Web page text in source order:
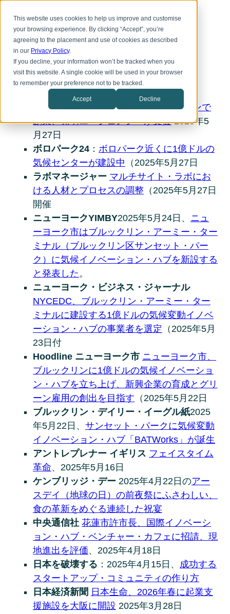
This website uses cookies to help us improve and customise
your browsing experience. By clicking “Accept”, you’re
agreeing to the placement and use of cookies as described
in our Privacy Policy.
If you decline, your information won’t be tracked when you
visit this website. A single cookie will be used in your browser
to remember your preference not to be tracked.
Accept Decline
メディア掲載
フォーブス ベンチャーカフェがロンドンで
創業、発明エージェンシーが支援2025年5
月27日
ボロパーク24 ： ボロパーク近くに1億ドルの
気候センターが建設中 （2025年5月27日
ラボマネージャー マルチサイト・ラボにお
ける人材とプロセスの調整 （2025年5月27日
開催
ニューヨークYIMBY2025年5月24日、 ニュ
ーヨーク市はブルックリン・アーミー・ター
ミナル（ブルックリン区サンセット・パー
ク）に気候イノベーション・ハブを新設する
と発表した。
ニューヨーク・ビジネス・ジャーナル
NYCEDC、ブルックリン・アーミー・ター
ミナルに建設する1億ドルの気候変動イノベ
ーション・ハブの事業者を選定 （2025年5月
23日付
Hoodline ニューヨーク市 ニューヨーク市、
ブルックリンに1億ドルの気候イノベーショ
ン・ハブを立ち上げ、新興企業の育成とグリ
ーン雇用の創出を目指す （2025年5月22日
ブルックリン・デイリー・イーグル紙2025
年5月22日、 サンセット・パークに気候変動
イノベーション・ハブ「BATWorks」が誕生
アントレプレナー イギリス フェイスタイム
革命、2025年5月16日
ケンブリッジ・デー 2025年4月22日のアー
スデイ（地球の日）の前夜祭にふさわしい、
食の革新をめぐる連続した祝宴
中央通信社 花蓮市許市長、国際イノベーシ
ョン・ハブ・ベンチャー・カフェに招請、現
地進出を評価、2025年4月18日
日本を破壊する ：2025年4月15日、 成功する
スタートアップ・コミュニティの作り方
日本経済新聞 日本生命、2026年春に起業支
援施設を大阪に開設 2025年3月28日